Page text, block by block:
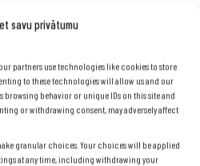
savu privātumu
partners use technologies like cookies to store
to these technologies will allow us and our
browsing behavior or unique IDs on this site and
or withdrawing consent, may adversely affect
granular choices. Your choices will be applied
at any time, including withdrawing your
Fujitsu
i5-3470 (6 MB kešatmiņa, līdz
GHz)